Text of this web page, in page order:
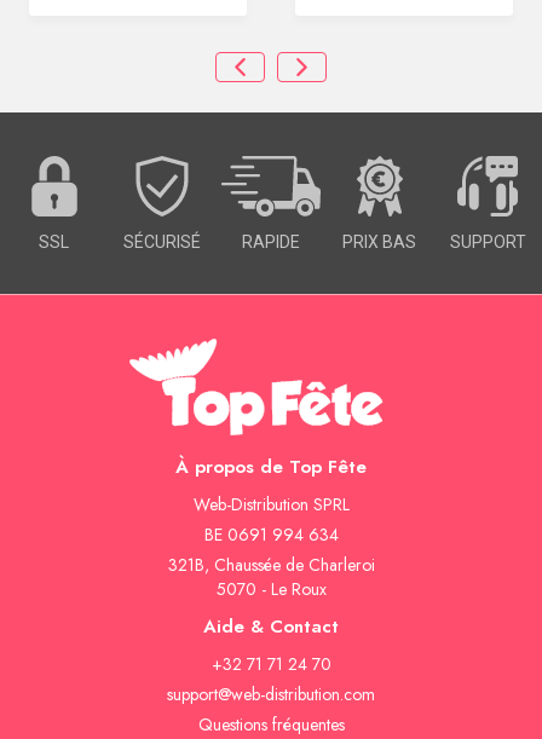
SSL SÉCURISÉ RAPIDE PRIX BAS SUPPORT
À propos de Top Fête
Web-Distribution SPRL
BE 0691 994 634
321B, Chaussée de Charleroi
5070 - Le Roux
Aide & Contact
+32 71 71 24 70
support@web-distribution.com
Questions fréquentes